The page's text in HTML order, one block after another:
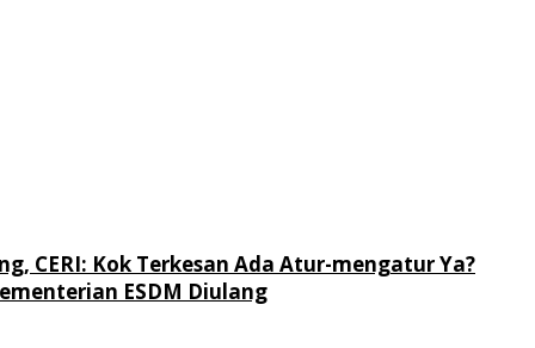
CERI: Kok Terkesan Ada Atur-mengatur Ya?
ESDM Diulang